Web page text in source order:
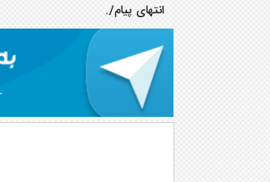
انتهای پیام/.